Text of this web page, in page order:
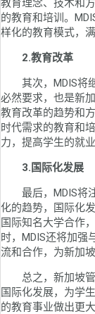
教育理念、技术和
的教育和培训。
样化的教育模式，
2.教育改革
其次，MDIS将继
必然要求，也是新
教育改革的趋势和
时代需求的教育和
力，提高学生的就
3.国际化发展
最后，MDIS将注
化的趋势，国际化
国际知名大学合作
时，MDIS还将加强
流和合作，为新加
总之，新加坡管
国际化发展，为学
的教育事业做出更